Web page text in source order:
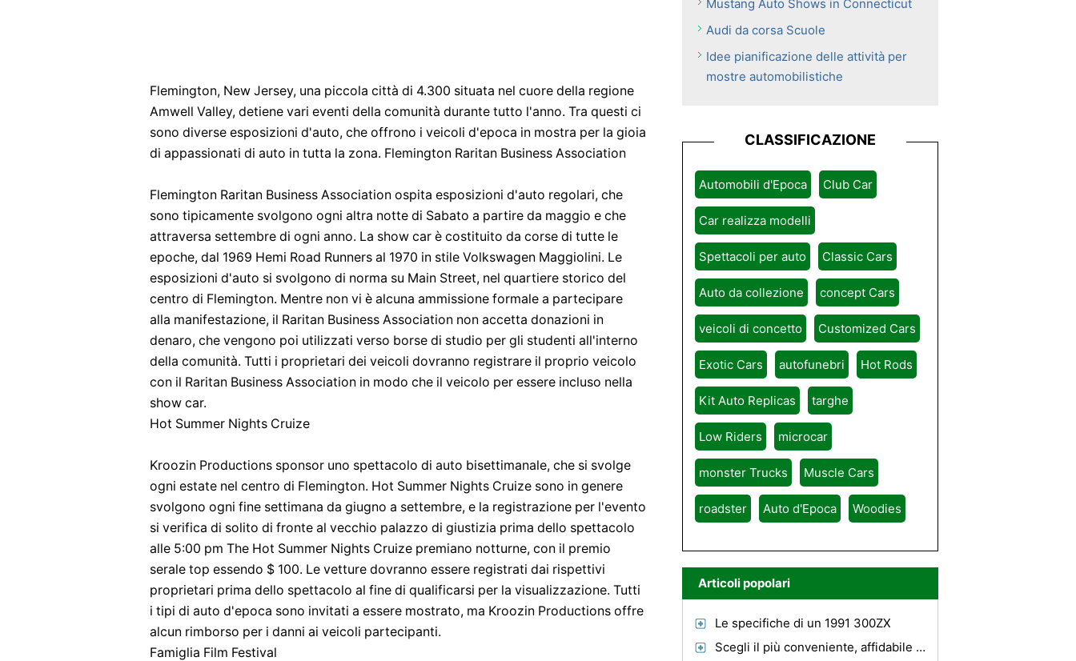
Flemington, New Jersey, una piccola città di 4.300 situata nel cuore della regione
Amwell Valley, detiene vari eventi della comunità durante tutto l'anno. Tra questi ci
sono diverse esposizioni d'auto, che offrono i veicoli d'epoca in mostra per la gioia
di appassionati di auto in tutta la zona. Flemington Raritan Business Association
Flemington Raritan Business Association ospita esposizioni d'auto regolari, che
sono tipicamente svolgono ogni altra notte di Sabato a partire da maggio e che
attraversa settembre di ogni anno. La show car è costituito da corse di tutte le
epoche, dal 1969 Hemi Road Runners al 1970 in stile Volkswagen Maggiolini. Le
esposizioni d'auto si svolgono di norma su Main Street, nel quartiere storico del
centro di Flemington. Mentre non vi è alcuna ammissione formale a partecipare
alla manifestazione, il Raritan Business Association non accetta donazioni in
denaro, che vengono poi utilizzati verso borse di studio per gli studenti all'interno
della comunità. Tutti i proprietari dei veicoli dovranno registrare il proprio veicolo
con il Raritan Business Association in modo che il veicolo per essere incluso nella
show car.
Hot Summer Nights Cruize
Kroozin Productions sponsor uno spettacolo di auto bisettimanale, che si svolge
ogni estate nel centro di Flemington. Hot Summer Nights Cruize sono in genere
svolgono ogni fine settimana da giugno a settembre, e la registrazione per l'evento
si verifica di solito di fronte al vecchio palazzo di giustizia prima dello spettacolo
alle 5:00 pm The Hot Summer Nights Cruize premiano notturne, con il premio
serale top essendo $ 100. Le vetture dovranno essere registrati dai rispettivi
proprietari prima dello spettacolo al fine di qualificarsi per la visualizzazione. Tutti
i tipi di auto d'epoca sono invitati a essere mostrato, ma Kroozin Productions offre
alcun rimborso per i danni ai veicoli partecipanti.
Famiglia Film Festival
Mustang Auto Shows in Connecticut
Audi da corsa Scuole
Idee pianificazione delle attività per
mostre automobilistiche
CLASSIFICAZIONE
Automobili d'Epoca Club Car
Car realizza modelli
Spettacoli per auto Classic Cars
Auto da collezione concept Cars
veicoli di concetto Customized Cars
Exotic Cars autofunebri Hot Rods
Kit Auto Replicas targhe
Low Riders microcar
monster Trucks Muscle Cars
roadster Auto d'Epoca Woodies
Articoli popolari
Le specifiche di un 1991 300ZX
Scegli il più conveniente, affidabile e confortevole Corporate Relocation Services